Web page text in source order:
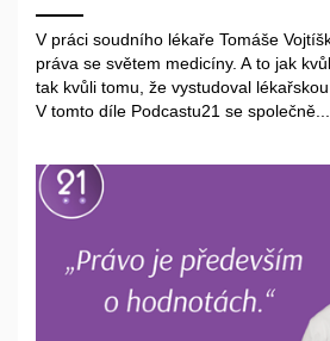
V práci soudního lékaře Tomáše
práva se světem medicíny. A to jak
tak kvůli tomu, že vystudoval
V tomto díle Podcastu21 se společně...